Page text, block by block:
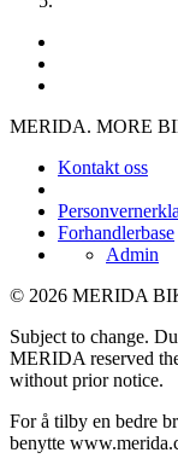
MERIDA. MORE
Kontakt oss
Forhandlerbase
Admin
© 2026 MERIDA
Subject to change.
MERIDA reserved
without prior notice.
For å tilby en bedre
benytte